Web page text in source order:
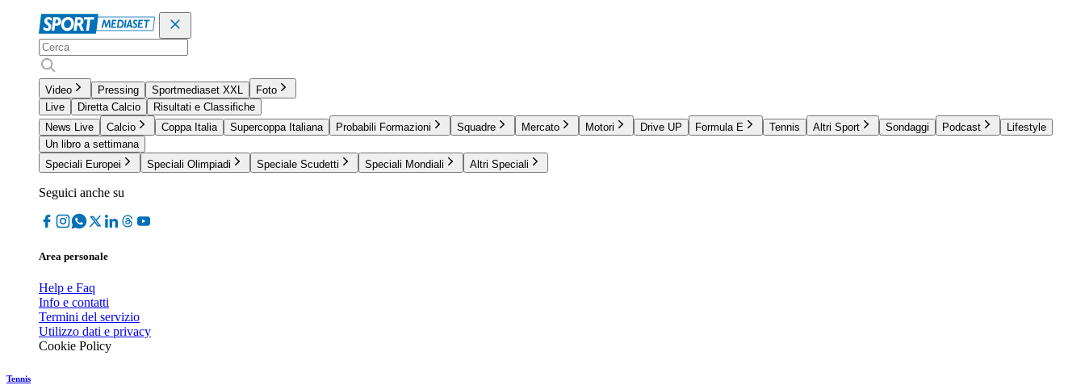
Video Pressing Sportmediaset XXL
Foto
Live
Diretta Calcio
Risultati e Classifiche
News Live
Calcio Coppa Italia Supercoppa Italiana Probabili Formazioni Squadre Mercato Motori Drive UP Formula E Tennis Altri Sport Sondaggi Podcast
Lifestyle
Un libro a settimana
Speciali Europei
Speciali Olimpiadi Speciale Scudetti Speciali Mondiali Altri Speciali
Seguici anche su
Area personale
Help e Faq
Info e contatti
Termini del servizio
Utilizzo dati e privacy
Cookie Policy
Tennis